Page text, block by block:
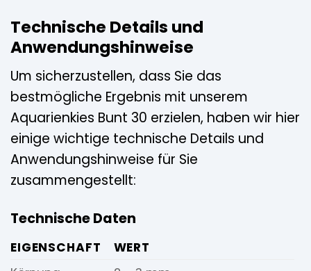
Technische Details und
Anwendungshinweise
Um sicherzustellen, dass Sie das
bestmögliche Ergebnis mit unserem
Aquarienkies Bunt 30 erzielen, haben wir hier
einige wichtige technische Details und
Anwendungshinweise für Sie
zusammengestellt:
Technische Daten
EIGENSCHAFT
WERT